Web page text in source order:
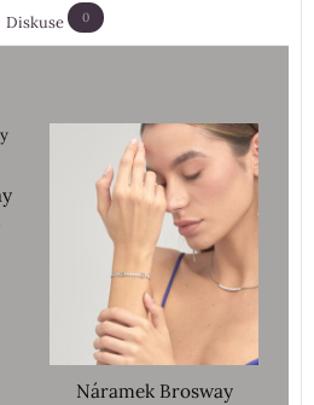
Diskuse 0
Náramek Brosway